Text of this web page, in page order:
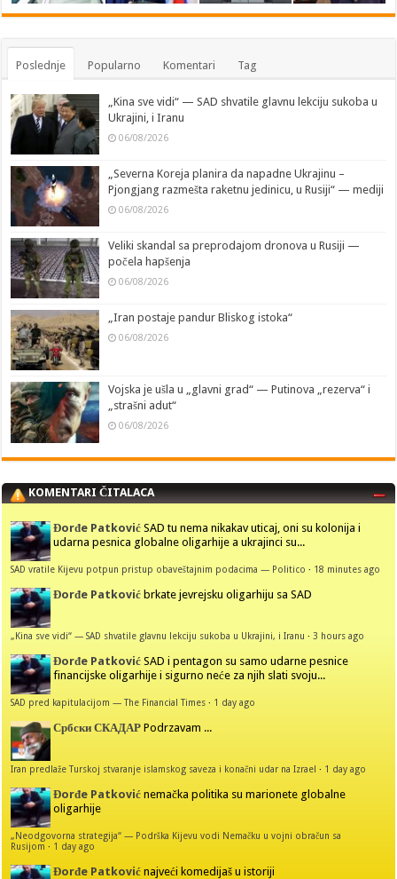
Poslednje Popularno Komentari Tag
„Kina sve vidi“ — SAD shvatile glavnu lekciju sukoba u
Ukrajini, i Iranu
06/08/2026
„Severna Koreja planira da napadne Ukrajinu –
Pjongjang razmešta raketnu jedinicu, u Rusiji“ — mediji
06/08/2026
Veliki skandal sa preprodajom dronova u Rusiji —
počela hapšenja
06/08/2026
„Iran postaje pandur Bliskog istoka“
06/08/2026
Vojska je ušla u „glavni grad“ — Putinova „rezerva“ i
„strašni adut“
06/08/2026
KOMENTARI ČITALACA
Đorđe Patković SAD tu nema nikakav uticaj, oni su kolonija i
udarna pesnica globalne oligarhije a ukrajinci su...
SAD vratile Kijevu potpun pristup obaveštajnim podacima — Politico · 18 minutes ago
Đorđe Patković brkate jevrejsku oligarhiju sa SAD
„Kina sve vidi“ — SAD shvatile glavnu lekciju sukoba u Ukrajini, i Iranu ·3 hours ago
Đorđe Patković SAD i pentagon su samo udarne pesnice
financijske oligarhije i sigurno neće za njih slati svoju...
SAD pred kapitulacijom — The Financial Times · 1 day ago
Србски СКАДАР Podrzavam ...
Iran predlaže Turskoj stvaranje islamskog saveza i konačni udar na Izrael · 1 day ago
Đorđe Patković nemačka politika su marionete globalne
oligarhije
„Neodgovorna strategija“ — Podrška Kijevu vodi Nemačku u vojni obračun sa
Rusijom · 1 day ago
Đorđe Patković najveći komedijaš u istoriji